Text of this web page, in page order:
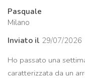
Pasquale
Milano
Inviato il 29/07/2026
Ho passato una
caratterizzata da un